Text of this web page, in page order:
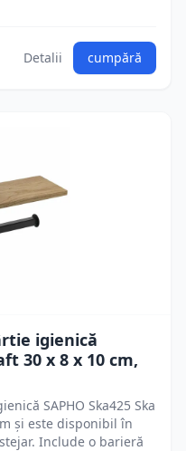
Detalii cumpără
igienică
30 x 8 x 10 cm,
SAPHO Ska425 Ska
și este disponibil în
Include o barieră